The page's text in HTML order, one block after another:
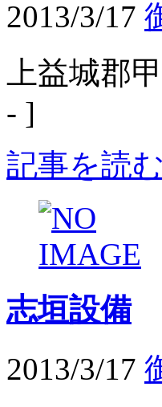
2013/3/17
上益城郡
- ]
記事を読む
志垣設備
2013/3/17